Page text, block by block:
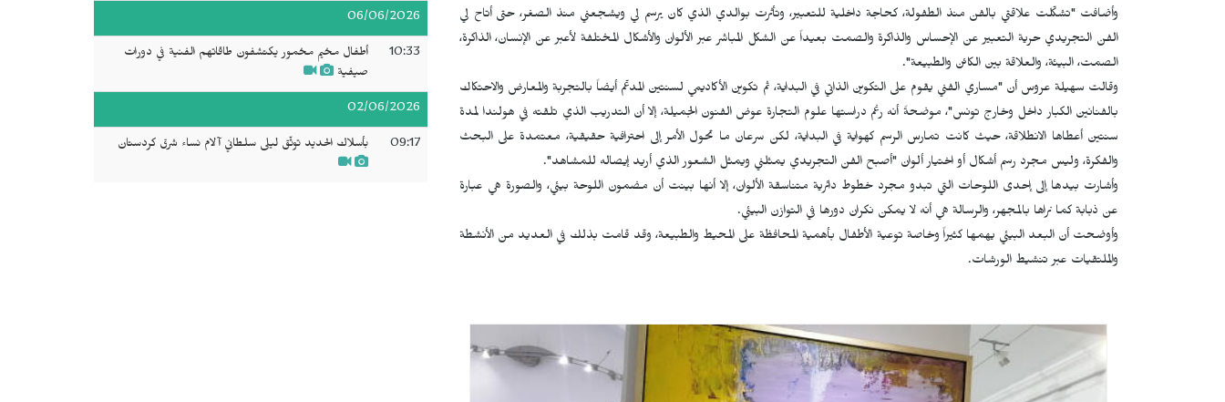
وأضافت "تشكّلت علاقتي بالفن منذ الطفولة، كحاجة داخلية للتعبير، وتأثرت بوالدي الذي كان يرسم لي ويشجعني منذ الصغر، حتى أتاح لي
الفن التجريدي حرية التعبير عن الإحساس والذاكرة والصمت بعيداً عن الشكل المباشر عبر الألوان والأشكال المختلفة لأعبر عن الإنسان، الذاكرة،
الصمت، البيئة، والعلاقة بين الكائن والطبيعة".
وقالت سهيلة عروس أن "مساري الفني يقوم على التكوين الذاتي في البداية، ثم تكوين الأكاديمي لسنتين المدعّم أيضاً بالتجربة والمعارض والاحتكاك
بالفنانين الكبار داخل وخارج تونس"، موضحةً أنه رغم دراستها علوم التجارة عوض الفنون الجميلة، إلا أن التدريب الذي تلقته في هولندا لمدة
سنتين أعطاها الانطلاقة، حيث كانت تمارس الرسم كهواية في البداية، لكن سرعان ما تحول الأمر إلى احترافية حقيقية، معتمدة على البحث
والفكرة، وليس مجرد رسم أشكال أو اختيار ألوان "أصبح الفن التجريدي يمثلني ويمثل الشعور الذي أريد إيصاله للمشاهد".
وأشارت بيدها إلى إحدى اللوحات التي تبدو مجرد خطوط دائرية متناسقة الألوان، إلا أنها بينت أن مضمون اللوحة بيئي، والصورة هي عبارة
عن ذبابة كما نراها بالمجهر، والرسالة هي أنه لا يمكن نكران دورها في التوازن البيئي.
وأوضحت أن البعد البيئي يهمها كثيراً وخاصة توعية الأطفال بأهمية المحافظة على المحيط والطبيعة، وقد قامت بذلك في العديد من الأنشطة
والملتقيات عبر تنشيط الورشات.
06/06/2026
10:33
أطفال مخيم مخمور يكتشفون طاقاتهم الفنية في دورات
صيفية
02/06/2026
09:17 بأسلاك الحديد توثّق ليلى سلطاني آلام نساء شرق كردستان